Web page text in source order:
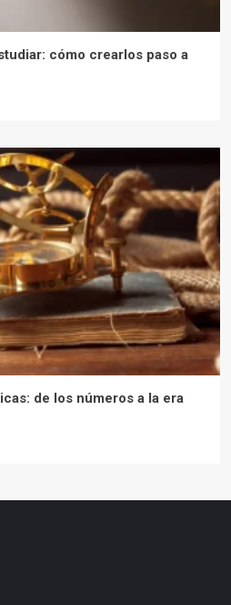
cómo crearlos paso a
de los números a la era